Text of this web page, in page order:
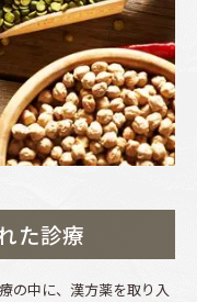
た診療
の中に、漢方薬を取り入